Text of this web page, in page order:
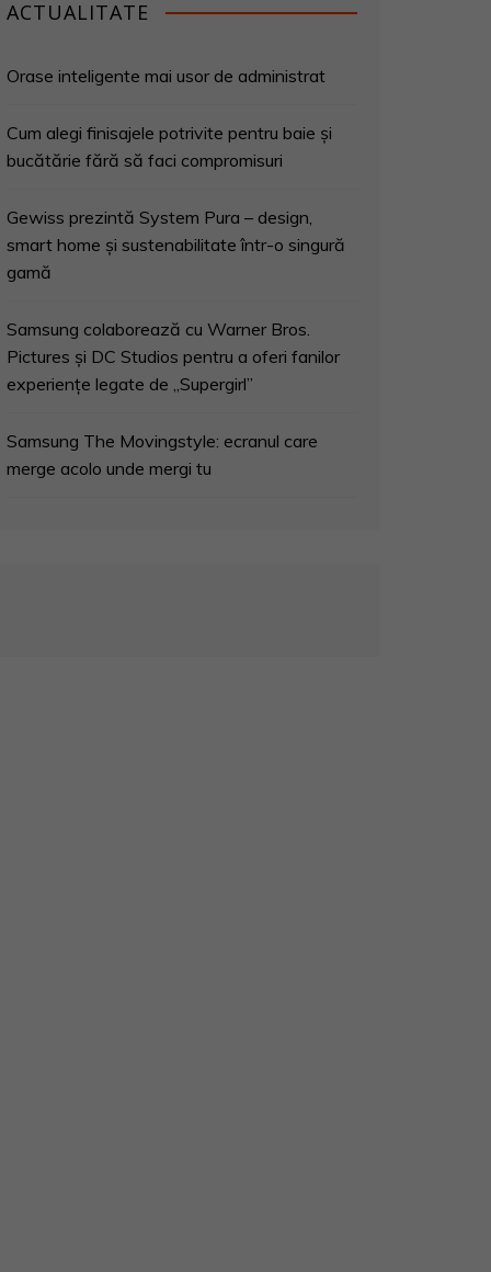
ACTUALITATE
Orase inteligente mai usor de administrat
Cum alegi finisajele potrivite pentru baie și
bucătărie fără să faci compromisuri
Gewiss prezintă System Pura – design,
smart home și sustenabilitate într-o singură
gamă
Samsung colaborează cu Warner Bros.
Pictures și DC Studios pentru a oferi fanilor
experiențe legate de „Supergirl”
Samsung The Movingstyle: ecranul care
merge acolo unde mergi tu